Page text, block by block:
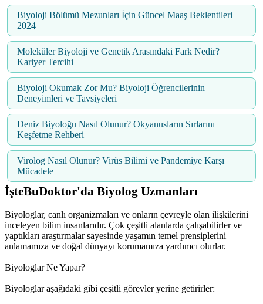
Biyoloji Bölümü Mezunları İçin Güncel Maaş Beklentileri
2024
Moleküler Biyoloji ve Genetik Arasındaki Fark Nedir?
Kariyer Tercihi
Biyoloji Okumak Zor Mu? Biyoloji Öğrencilerinin
Deneyimleri ve Tavsiyeleri
Deniz Biyoloğu Nasıl Olunur? Okyanusların Sırlarını
Keşfetme Rehberi
Virolog Nasıl Olunur? Virüs Bilimi ve Pandemiye Karşı
Mücadele
İşteBuDoktor'da Biyolog Uzmanları
Biyologlar, canlı organizmaları ve onların çevreyle olan ilişkilerini
inceleyen bilim insanlarıdır. Çok çeşitli alanlarda çalışabilirler ve
yaptıkları araştırmalar sayesinde yaşamın temel prensiplerini
anlamamıza ve doğal dünyayı korumamıza yardımcı olurlar.
Biyologlar Ne Yapar?
Biyologlar aşağıdaki gibi çeşitli görevler yerine getirirler: